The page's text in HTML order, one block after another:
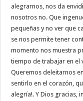
alegrarnos, nos da
nosotros no. Que
pequeñas y no ver que
se nos permite tener
momento nos muestra
tiempo de trabajar en el
Queremos deleitarnos
sentirlo en el corazón,
alegría!. Y Dios gracias,